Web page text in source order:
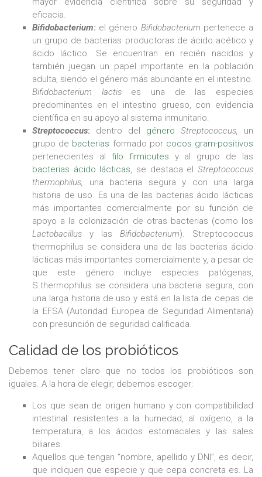
eficacia.
Bifidobacterium: el género Bifidobacterium pertenece a
un grupo de bacterias productoras de ácido acético y
ácido láctico. Se encuentran en recién nacidos y
también juegan un papel importante en la población
adulta, siendo el género más abundante en el intestino.
Bifidobacterium lactises una de las especies
predominantes en el intestino grueso, con evidencia
científica en su apoyo al sistema inmunitario.
Streptococcus: dentro del género Streptococcus, un
grupo de bacterias formado por cocos gram-positivos
pertenecientes al filo firmicutes y al grupo de las
bacterias ácido lácticas, se destaca elStreptococcus
thermophilus, una bacteria segura y con una larga
historia de uso. Es una de las bacterias ácido lácticas
más importantes comercialmente por su función de
apoyo a la colonización de otras bacterias (como los
Lactobacillus y las Bifidobacterium). Streptococcus
thermophilus se considera una de las bacterias ácido
lácticas más importantes comercialmente y, a pesar de
que este género incluye especies patógenas,
S.thermophilus se considera una bacteria segura, con
una larga historia de uso y está en la lista de cepas de
la EFSA (Autoridad Europea de Seguridad Alimentaria)
con presunción de seguridad calificada.
Calidad de los probióticos
Debemos tener claro que no todos los probióticos son
iguales. A la hora de elegir, debemos escoger:
Los que sean de origen humano y con compatibilidad
intestinal: resistentes a la humedad, al oxígeno, a la
temperatura, a los ácidos estomacales y las sales
biliares.
Aquellos que tengan “nombre, apellido y DNI”, es decir,
que indiquen que especie y que cepa concreta es. La